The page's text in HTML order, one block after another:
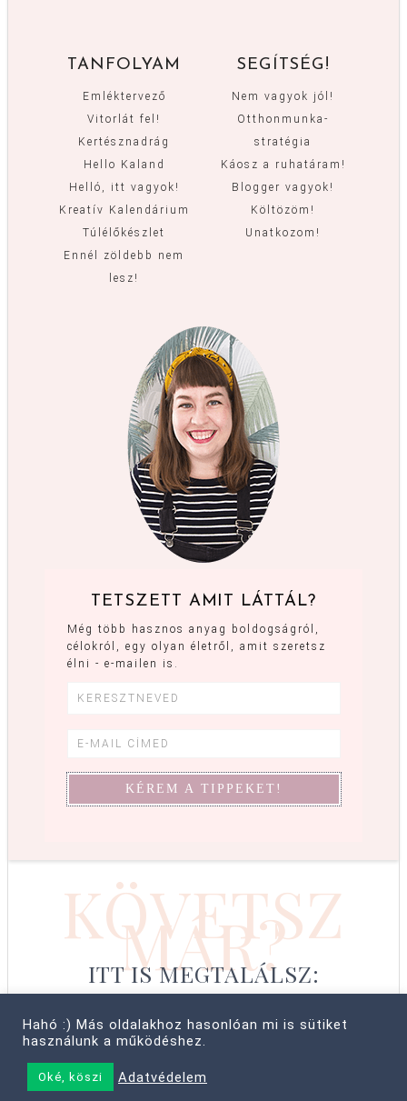
TANFOLYAM
Emléktervező
Vitorlát fel!
Kertésznadrág
Hello Kaland
Helló, itt vagyok!
Kreatív Kalendárium
Túlélőkészlet
Ennél zöldebb nem
lesz!
SEGÍTSÉG!
Nem vagyok jól!
Otthonmunka-
stratégia
Káosz a ruhatáram!
Blogger vagyok!
Költözöm!
Unatkozom!
TETSZETT AMIT LÁTTÁL?
Még több hasznos anyag boldogságról,
célokról, egy olyan életről, amit szeretsz
élni - e-mailen is.
KÖVETSZ
MÁR?
ITT IS MEGTALÁLSZ:
© COPYRIGHT 2008–2026 CABBIT SUPREME LTD, FARKAS LÍVIA
• MINDEN JOG FENNTARTVA! ·
Hahó :) Más oldalakhoz hasonlóan mi is sütiket
használunk a működéshez.
Oké, köszi Adatvédelem